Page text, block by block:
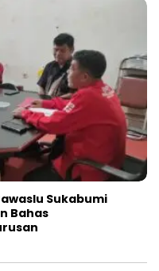
Sukabumi
Bahas